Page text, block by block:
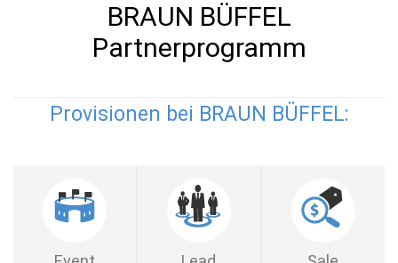
BRAUN BÜFFEL
Partnerprogramm
Provisionen bei BRAUN BÜFFEL: